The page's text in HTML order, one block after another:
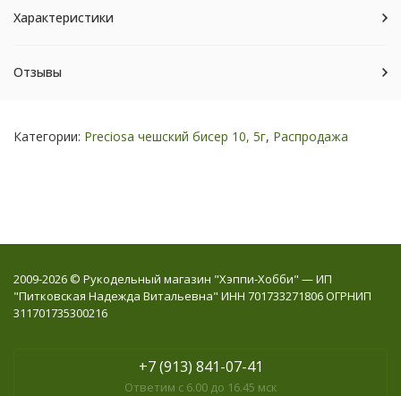
Характеристики
Отзывы
Категории: Preciosa чешский бисер 10, 5г, Распродажа
2009-2026 © Рукодельный магазин "Хэппи-Хобби" — ИП
"Питковская Надежда Витальевна" ИНН 701733271806 ОГРНИП
311701735300216
+7 (913) 841-07-41
Ответим с 6.00 до 16.45 мск